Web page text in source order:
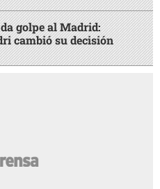
golpe al Madrid:
cambió su decisión